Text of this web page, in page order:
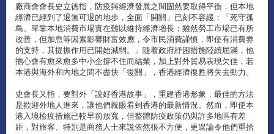
廠商會會長史立德指，防疫與經濟發展之間固然要取得平衡，但本地
經濟已經到了退無可退的地步，全面「開關」已刻不容緩；「死守孤
島、單靠本地消費市場實在難以維持經濟增長；雖然勞工市場已有所
改善，但加息等因素影響財富效應，令市民消費謹慎，即使有消費券
的支持，其提振作用已開始減弱。」隨着政府紓困措施陸續屆滿，他
擔心會有愈來愈多中小企撐不住而結業，加上對外貿易表現欠佳，若
本港與海外和內地之間不盡快「復關」，香港經濟復甦將失去動力。
史會長又指，要對外「說好香港故事」，重建香港形象，最佳的方法
是歡迎外地人進來，讓他們親眼看到香港的最新情況。然而，即使本
港入境檢疫措施已較早前放寬，但整體防疫政策仍與許多地區有差
距，對旅客、特別是商務人士來說依然很不方便，更遑論令他們重拾